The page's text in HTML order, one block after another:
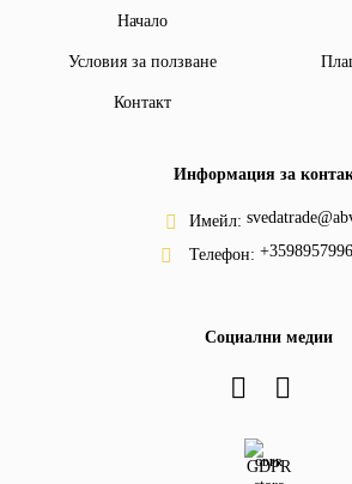
Начало
Условия за ползване
Контакт
Информация за
Имейл:
Телефон:
Социални медии
GDPR